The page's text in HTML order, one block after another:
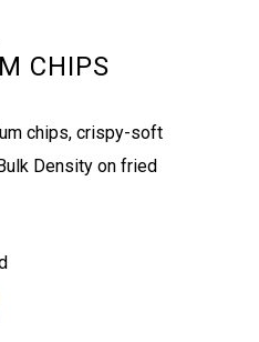
CHIPS
chips, crispy-soft
Density on fried